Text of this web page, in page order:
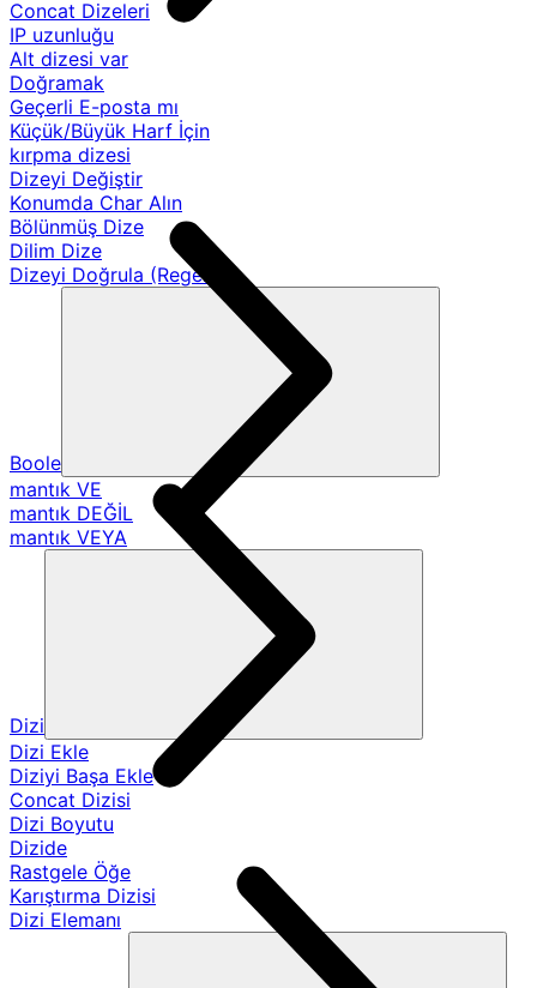
Concat Dizeleri
IP uzunluğu
Alt dizesi var
Doğramak
Geçerli E-posta mı
Küçük/Büyük Harf İçin
kırpma dizesi
Dizeyi Değiştir
Konumda Char Alın
Bölünmüş Dize
Dilim Dize
Dizeyi Doğrula (Regex)
Boole
mantık VE
mantık DEĞİL
mantık VEYA
Dizi
Dizi Ekle
Diziyi Başa Ekle
Concat Dizisi
Dizi Boyutu
Dizide
Rastgele Öğe
Karıştırma Dizisi
Dizi Elemanı